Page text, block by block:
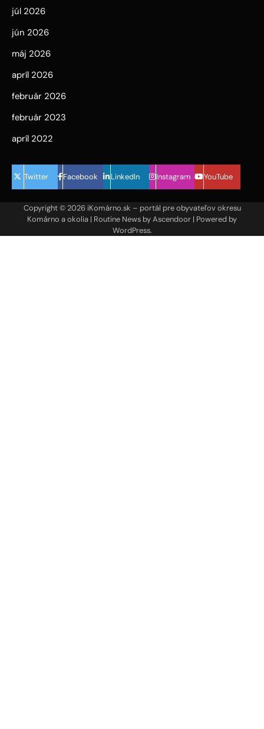
júl 2026
jún 2026
máj 2026
apríl 2026
február 2026
február 2023
apríl 2022
Twitter Facebook LinkedIn Instagram YouTube
Copyright © 2026 iKomárno.sk – portál pre obyvateľov okresu
Komárno a okolia | Routine News byAscendoor | Powered by
WordPress.